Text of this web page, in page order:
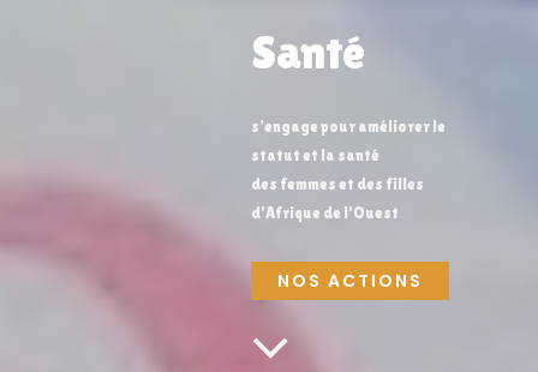
Santé
s'engage pour améliorer le
statut et la santé
des femmes et des filles
d’Afrique de l’Ouest
NOS ACTIONS